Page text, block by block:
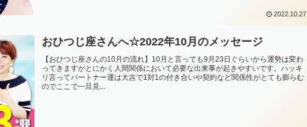
2022.10.27
おひつじ座さんへ☆2022年10月のメッセージ
【おひつじ座さんの10月の流れ】10月と言っても9月23日ぐらいから運勢は変わ
ってきますがとにかく人間関係において必要な出来事が起きやすいです。ハッキ
リ言ってパートナー運は大吉で1対1の付き合いや契約など関係性がとても膨らむ
のでここで一旦見...